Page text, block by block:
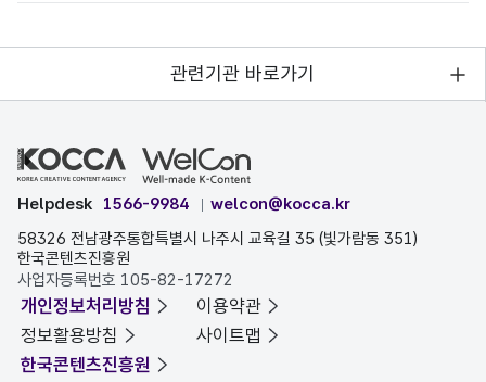
관련기관 바로가기
Helpdesk 1566-9984
welcon@kocca.kr
58326 전남광주통합특별시 나주시 교육길 35 (빛가람동 351)
한국콘텐츠진흥원
사업자등록번호 105-82-17272
개인정보처리방침
이용약관
정보활용방침
사이트맵
한국콘텐츠진흥원